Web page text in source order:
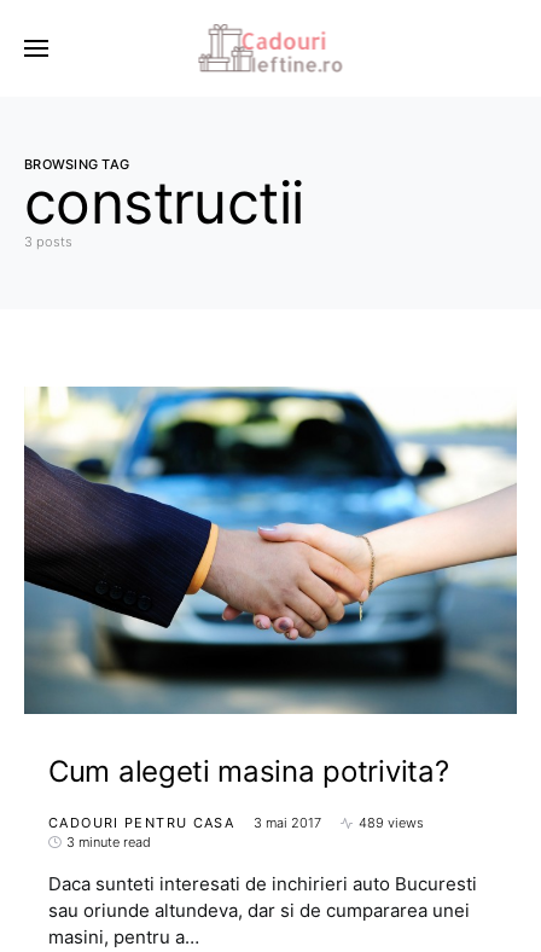
BROWSING TAG
constructii
3 posts
Cum alegeti masina potrivita?
CADOURI PENTRU CASA 3 mai 2017
489 views
3 minute read
Daca sunteti interesati de inchirieri auto Bucuresti
sau oriunde altundeva, dar si de cumpararea unei
masini, pentru a…